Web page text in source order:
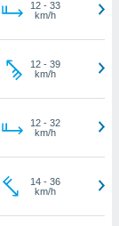
12- 33
km/h
12- 39
km/h
12- 32
km/h
14- 36
km/h